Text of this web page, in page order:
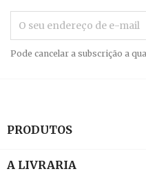
Pode cancelar a subscrição a
PRODUTOS
A LIVRARIA